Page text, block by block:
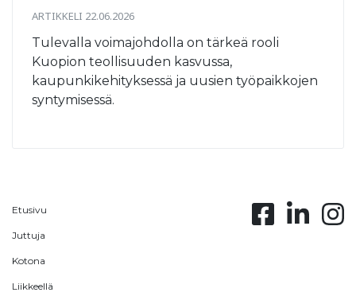
ARTIKKELI 22.06.2026
Tulevalla voimajohdolla on tärkeä rooli
Kuopion teollisuuden kasvussa,
kaupunkikehityksessä ja uusien työpaikkojen
syntymisessä.
Etusivu
Juttuja
Kotona
Liikkeellä